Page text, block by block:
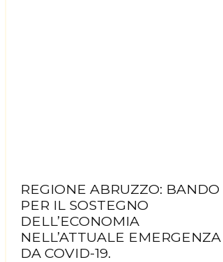
REGIONE ABRUZZO: BANDO
PER IL SOSTEGNO
DELL’ECONOMIA
NELL’ATTUALE EMERGENZA
DA COVID-19.